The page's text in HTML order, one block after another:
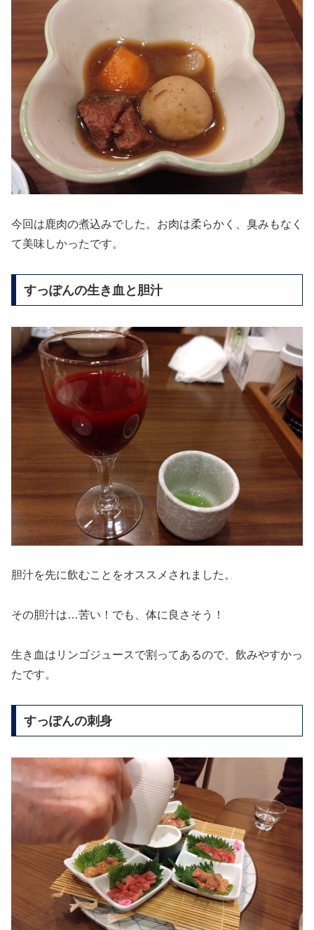
今回は鹿肉の煮込みでした。お肉は柔らかく、臭みもなく
て美味しかったです。
すっぽんの生き血と胆汁
胆汁を先に飲むことをオススメされました。
その胆汁は…苦い！でも、体に良さそう！
生き血はリンゴジュースで割ってあるので、飲みやすかっ
たです。
すっぽんの刺身